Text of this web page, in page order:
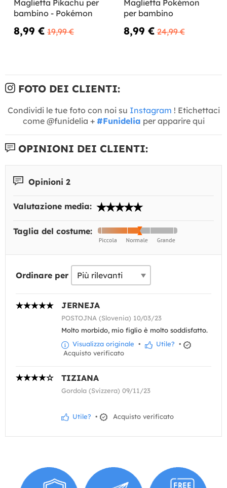
Maglietta Pikachu per
bambino - Pokémon
8,99 € 19,99 €
Maglietta Pokémon
per bambino
8,99 € 24,99 €
FOTO DEI CLIENTI:
Condividi le tue foto con noi su Instagram ! Etichettaci
come @funidelia + #Funidelia per apparire qui
OPINIONI DEI CLIENTI:
Opinioni 2
Valutazione media:
Taglia del costume:
Ordinare per
JERNEJA
POSTOJNA (Slovenia) 10/03/23
Molto morbido, mio figlio è molto soddisfatto.
Visualizza originale • Utile? •
Acquisto verificato
TIZIANA
Gordola (Svizzera) 09/11/23
Utile? • Acquisto verificato